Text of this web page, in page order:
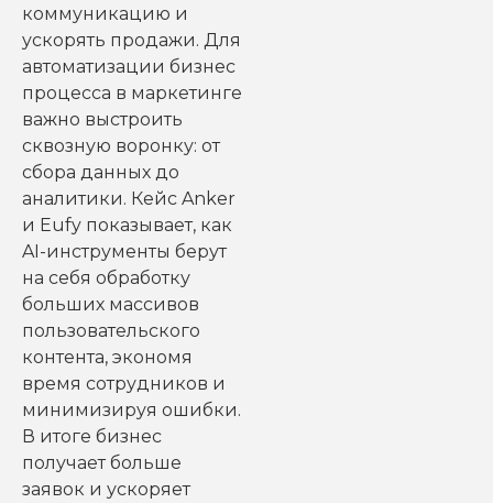
коммуникацию и
ускорять продажи. Для
автоматизации бизнес
процесса в маркетинге
важно выстроить
сквозную воронку: от
сбора данных до
аналитики. Кейс Anker
и Eufy показывает, как
AI-инструменты берут
на себя обработку
больших массивов
пользовательского
контента, экономя
время сотрудников и
минимизируя ошибки.
В итоге бизнес
получает больше
заявок и ускоряет